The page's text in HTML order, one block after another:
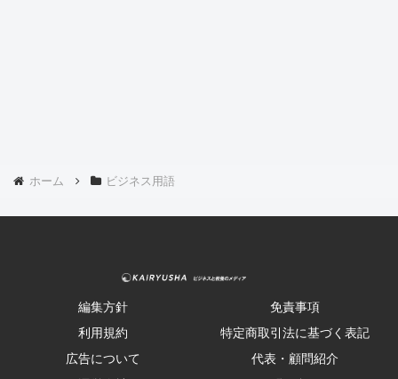
ホーム ビジネス用語
編集方針
免責事項
利用規約
特定商取引法に基づく表記
広告について
代表・顧問紹介